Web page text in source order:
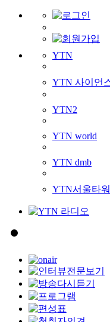
YTN
YTN 사이언
YTN2
YTN world
YTN dmb
YTN서울타워